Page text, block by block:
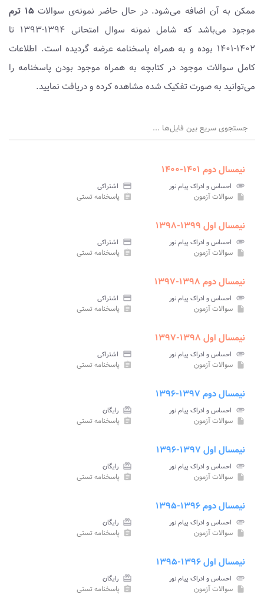
ممکن به آن اضافه می‌شود. در حال حاضر نمونه‌ی سوالات۱۵ ترم
موجود می‌باشد که شامل نمونه سوال امتحانی ۱۳۹۴-۱۳۹۳ تا
۱۴۰۲-۱۴۰۱ بوده و به همراه پاسخنامه عرضه گردیده است. اطلاعات
کامل سوالات موجود در کتابچه به همراه موجود بودن پاسخنامه را
می‌توانید به صورت تفکیک شده مشاهده کرده و دریافت نمایید.
جستجوی سریع بین فایل‌ها ...
نیمسال دوم ۱۴۰۱-۱۴۰۰
attachment احساس و ادراک پیام نور credit_card اشتراکی
insert_drive_file سوالات آزمون assignment پاسخنامه تستی
نیمسال اول ۱۳۹۹-۱۳۹۸
attachment احساس و ادراک پیام نور credit_card اشتراکی
insert_drive_file سوالات آزمون assignment پاسخنامه تستی
نیمسال دوم ۱۳۹۸-۱۳۹۷
attachment احساس و ادراک پیام نور credit_card اشتراکی
insert_drive_file سوالات آزمون assignment پاسخنامه تستی
نیمسال اول ۱۳۹۸-۱۳۹۷
attachment احساس و ادراک پیام نور credit_card اشتراکی
insert_drive_file سوالات آزمون assignment پاسخنامه تستی
نیمسال دوم ۱۳۹۷-۱۳۹۶
attachment احساس و ادراک پیام نور card_giftcard رایگان
insert_drive_file سوالات آزمون assignment پاسخنامه تستی
نیمسال اول ۱۳۹۷-۱۳۹۶
attachment احساس و ادراک پیام نور card_giftcard رایگان
insert_drive_file سوالات آزمون assignment پاسخنامه تستی
نیمسال دوم ۱۳۹۶-۱۳۹۵
attachment احساس و ادراک پیام نور card_giftcard رایگان
insert_drive_file سوالات آزمون assignment پاسخنامه تستی
نیمسال اول ۱۳۹۶-۱۳۹۵
attachment احساس و ادراک پیام نور card_giftcard رایگان
insert_drive_file سوالات آزمون assignment پاسخنامه تستی